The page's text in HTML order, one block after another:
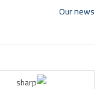
Our news